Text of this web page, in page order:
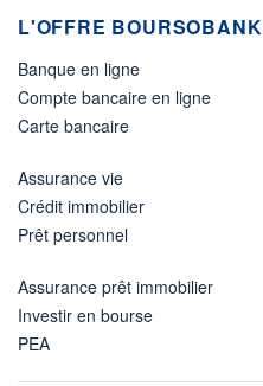
L'OFFRE BOURSOBANK
Banque en ligne
Compte bancaire en ligne
Carte bancaire
Assurance vie
Crédit immobilier
Prêt personnel
Assurance prêt immobilier
Investir en bourse
PEA